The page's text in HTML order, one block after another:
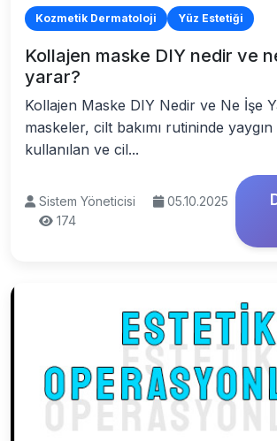
Kozmetik Dermatoloji Yüz Estetiği
Kollajen maske DIY nedir ve
yarar?
Kollajen Maske DIY Nedir ve Ne İşe
maskeler, cilt bakımı rutininde
kullanılan ve cil...
Sistem Yöneticisi
05.10.2025
174